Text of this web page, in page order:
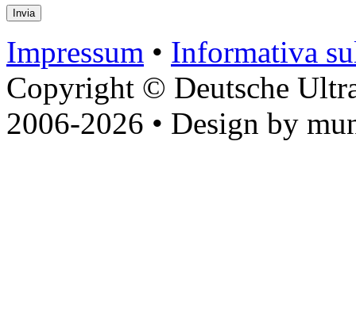
Impressum • Informativa
Copyright © Deutsche
2006-2026 • Design by